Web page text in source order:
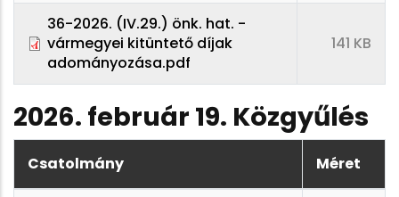
36-2026. (IV.29.) önk. hat. -
vármegyei kitüntető díjak
adományozása.pdf
141 KB
2026. február 19. Közgyűlés
Csatolmány Méret